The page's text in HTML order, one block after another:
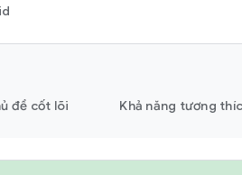
đề cốt lõi Khả năng tương